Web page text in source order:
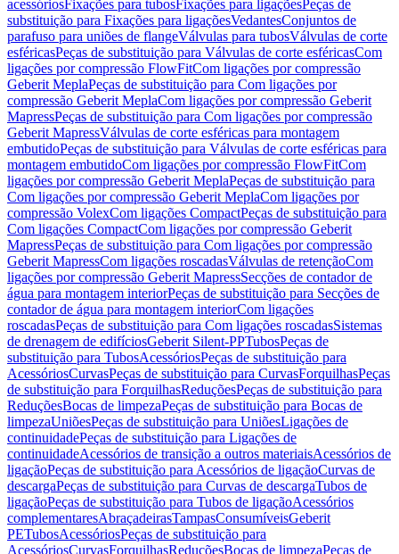
acessóriosFixações para tubosFixações para ligaçõesPeças de
substituição para Fixações para ligaçõesVedantesConjuntos de
parafuso para uniões de flangeVálvulas para tubosVálvulas de corte
esféricasPeças de substituição para Válvulas de corte esféricasCom
ligações por compressão FlowFitCom ligações por compressão
Geberit MeplaPeças de substituição para Com ligações por
compressão Geberit MeplaCom ligações por compressão Geberit
MapressPeças de substituição para Com ligações por compressão
Geberit MapressVálvulas de corte esféricas para montagem
embutidoPeças de substituição para Válvulas de corte esféricas para
montagem embutidoCom ligações por compressão FlowFitCom
ligações por compressão Geberit MeplaPeças de substituição para
Com ligações por compressão Geberit MeplaCom ligações por
compressão VolexCom ligações CompactPeças de substituição para
Com ligações CompactCom ligações por compressão Geberit
MapressPeças de substituição para Com ligações por compressão
Geberit MapressCom ligações roscadasVálvulas de retençãoCom
ligações por compressão Geberit MapressSecções de contador de
água para montagem interiorPeças de substituição para Secções de
contador de água para montagem interiorCom ligações
roscadasPeças de substituição para Com ligações roscadasSistemas
de drenagem de edifíciosGeberit Silent-PPTubosPeças de
substituição para TubosAcessóriosPeças de substituição para
AcessóriosCurvasPeças de substituição para CurvasForquilhasPeças
de substituição para ForquilhasReduçõesPeças de substituição para
ReduçõesBocas de limpezaPeças de substituição para Bocas de
limpezaUniõesPeças de substituição para UniõesLigações de
continuidadePeças de substituição para Ligações de
continuidadeAcessórios de transição a outros materiaisAcessórios de
ligaçãoPeças de substituição para Acessórios de ligaçãoCurvas de
descargaPeças de substituição para Curvas de descargaTubos de
ligaçãoPeças de substituição para Tubos de ligaçãoAcessórios
complementaresAbraçadeirasTampasConsumíveisGeberit
PETubosAcessóriosPeças de substituição para
AcessóriosCurvasForquilhasReduçõesBocas de limpezaPeças de